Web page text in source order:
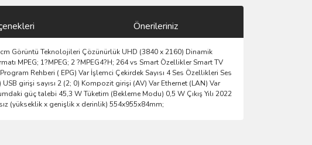
Önerileriniz
Görüntü Teknolojileri Çözünürlük UHD (3840 x 2160) Dinamik
MPEG; 1?MPEG; 2 ?MPEG4?H; 264 vs Smart Özellikler Smart TV
Rehberi ( EPG) Var İşlemci Çekirdek Sayısı 4 Ses Özellikleri Ses
girişi sayısı 2 (2; 0) Kompozit girişi (AV) Var Ethernet (LAN) Var
güç talebi 45,3 W Tüketim (Bekleme Modu) 0,5 W Çıkış Yılı 2022
(yükseklik x genişlik x derinlik) 554x955x84mm;